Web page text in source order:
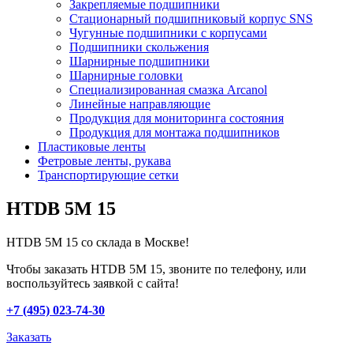
Закрепляемые подшипники
Стационарный подшипниковый корпус SNS
Чугунные подшипники с корпусами
Подшипники скольжения
Шарнирные подшипники
Шарнирные головки
Специализированная смазка Arcanol
Линейные направляющие
Продукция для мониторинга состояния
Продукция для монтажа подшипников
Пластиковые ленты
Фетровые ленты, рукава
Транспортирующие сетки
HTDB 5M 15
HTDB 5M 15 со склада в Москве!
Чтобы заказать HTDB 5M 15, звоните по телефону, или
воспользуйтесь заявкой с сайта!
+7 (495) 023-74-30
Заказать